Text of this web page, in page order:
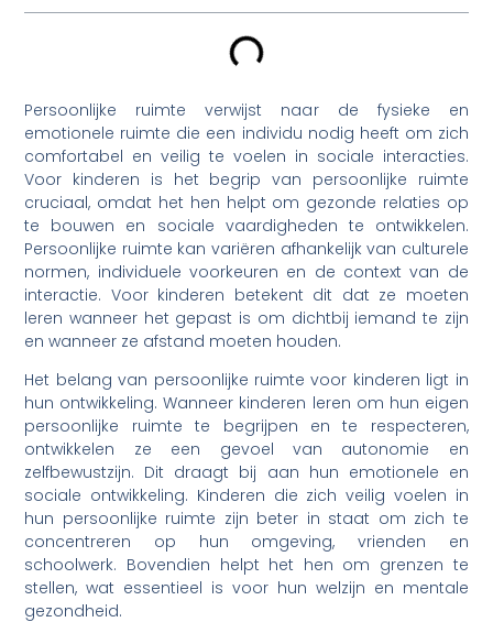
Persoonlijke ruimte verwijst naar de fysieke en
emotionele ruimte die een individu nodig heeft om zich
comfortabel en veilig te voelen in sociale interacties.
Voor kinderen is het begrip van persoonlijke ruimte
cruciaal, omdat het hen helpt om gezonde relaties op
te bouwen en sociale vaardigheden te ontwikkelen.
Persoonlijke ruimte kan variëren afhankelijk van culturele
normen, individuele voorkeuren en de context van de
interactie. Voor kinderen betekent dit dat ze moeten
leren wanneer het gepast is om dichtbij iemand te zijn
en wanneer ze afstand moeten houden.
Het belang van persoonlijke ruimte voor kinderen ligt in
hun ontwikkeling. Wanneer kinderen leren om hun eigen
persoonlijke ruimte te begrijpen en te respecteren,
ontwikkelen ze een gevoel van autonomie en
zelfbewustzijn. Dit draagt bij aan hun emotionele en
sociale ontwikkeling. Kinderen die zich veilig voelen in
hun persoonlijke ruimte zijn beter in staat om zich te
concentreren op hun omgeving, vrienden en
schoolwerk. Bovendien helpt het hen om grenzen te
stellen, wat essentieel is voor hun welzijn en mentale
gezondheid.